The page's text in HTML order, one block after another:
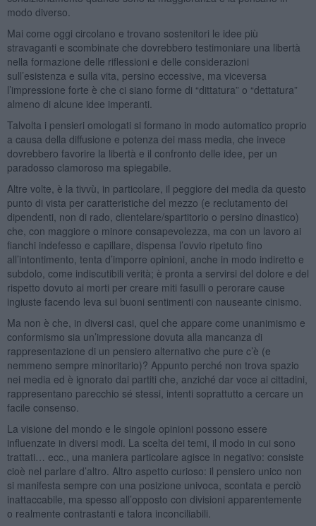
modo diverso.
Mai come oggi circolano e trovano sostenitori le idee più
stravaganti e scombinate che dovrebbero testimoniare una libertà
nella formazione delle riflessioni e delle considerazioni
sull’esistenza e sulla vita, persino eccessive, ma viceversa
l’impressione forte è che ci siano forme di “dittatura” o “dettatura”
almeno di alcune idee imperanti.
Talvolta i pensieri omologati si formano in modo automatico proprio
a causa della diffusione e potenza dei mass media, che invece
dovrebbero favorire la libertà e il confronto delle idee, per un
paradosso clamoroso ma spiegabile.
Altre volte, è la tivvù, in particolare, il peggiore dei media da questo
punto di vista per caratteristiche del mezzo (e reclutamento dei
dipendenti, non di rado, clientelare/spartitorio o persino dinastico)
che, con maggiore o minore consapevolezza, ma con un lavoro ai
fianchi indefesso e capillare, dispensa l’ovvio ripetuto fino
all’intontimento, tenta d’imporre opinioni, anche in modo indiretto e
subdolo, come indiscutibili verità; è pronta a servirsi del dolore e del
rispetto dovuto ai morti per creare miti fasulli o perorare cause
ingiuste facendo leva sui buoni sentimenti con nauseante cinismo.
Ma non è che, in diversi casi, quel che appare come unanimismo e
conformismo sia un’impressione dovuta alla mancanza di
rappresentazione di un pensiero alternativo che pure c’è (e
nemmeno sempre minoritario)? Appunto perché non trova spazio
nei media ed è ignorato dai partiti che, anziché dar voce ai cittadini,
rappresentano parecchio sé stessi, intenti soprattutto a cercare un
facile consenso.
La visione del mondo e le singole opinioni possono essere
influenzate in diversi modi. La scelta dei temi, il modo in cui sono
trattati… ecc., una maniera particolare agisce in negativo: consiste
cioè nel parlare d’altro. Altro aspetto curioso: il pensiero unico non
si manifesta sempre con una posizione univoca, scontata e perciò
inattaccabile, ma spesso all’opposto con divisioni apparentemente
o realmente contrastanti e talora inconciliabili.